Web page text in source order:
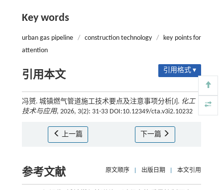
Key words
urban gas pipeline / construction technology / key points for
attention
引用本文 引用格式 ▾
冯赟. 城镇燃气管道施工技术要点及注意事项分析[J]. 化工
技术与应用, 2026, 3(2): 31-33 DOI:10.12349/cta.v3i2.10232
上一篇 下一篇
参考文献 原文顺序 出版日期 本文引用